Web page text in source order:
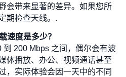
会带来显著的差异。如果您所
期检查天线。.
速度是多少？
到 200 Mbps 之间，偶尔会有波
体播放、办公、视频通话甚至
，实际体验会因一天中的不同